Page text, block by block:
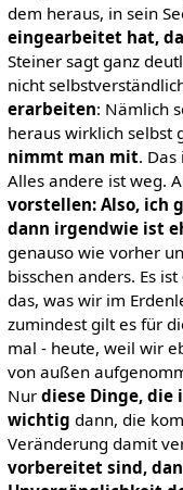
dem heraus, in sein
eingearbeitet hat,
Steiner sagt ganz
nicht
erarbeiten: Nämlich
heraus wirklich selbst
nimmt man mit. Das
Alles andere ist weg.
vorstellen: Also, ich
dann irgendwie ist
genauso wie vorher
bisschen anders. Es ist
das, was wir im
zumindest gilt es für
mal - heute, weil wir
von außen
Nur diese Dinge,
wichtig dann, die
Veränderung damit
vorbereitet sind,